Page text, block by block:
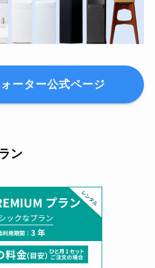
ーター公式ページ
ン